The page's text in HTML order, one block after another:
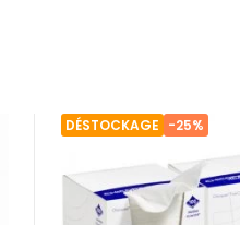
-25%
DÉSTOCKAGE